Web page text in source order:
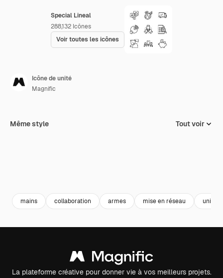
Special Lineal
288,132 Icônes
Voir toutes les icônes
Icône de unité
Magnific
Même style Tout voir
mains collaboration armes mise en réseau unité
La plateforme créative pour donner vie à vos meilleurs projets.